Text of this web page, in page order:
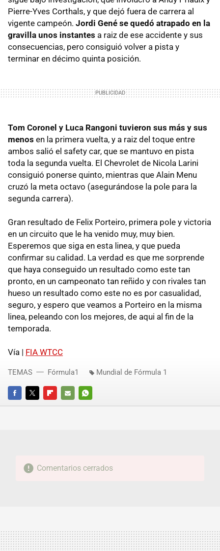
Pierre-Yves Corthals, y que dejó fuera de carrera al
vigente campeón. Jordi Gené se quedó atrapado en la
gravilla unos instantes a raiz de ese accidente y sus
consecuencias, pero consiguió volver a pista y
terminar en décimo quinta posición.
Tom Coronel y Luca Rangoni tuvieron sus más y sus
menos en la primera vuelta, y a raiz del toque entre
ambos salió el safety car, que se mantuvo en pista
toda la segunda vuelta. El Chevrolet de Nicola Larini
consiguió ponerse quinto, mientras que Alain Menu
cruzó la meta octavo (asegurándose la pole para la
segunda carrera).
Gran resultado de Felix Porteiro, primera pole y victoria
en un circuito que le ha venido muy, muy bien.
Esperemos que siga en esta linea, y que pueda
confirmar su calidad. La verdad es que me sorprende
que haya conseguido un resultado como este tan
pronto, en un campeonato tan reñido y con rivales tan
hueso un resultado como este no es por casualidad,
seguro, y espero que veamos a Porteiro en la misma
linea, peleando con los mejores, de aqui al fin de la
temporada.
Vía | FIA WTCC
FACEBOOKTWITTERFLIPBOARD
E-
WHATSAPP
TEMAS Fórmula1 Mundial de Fórmula 1
Comentarios cerrados